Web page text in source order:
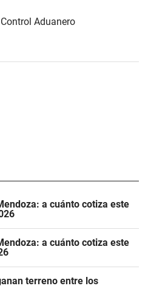
Aduanero
a cuánto cotiza este
a cuánto cotiza este
terreno entre los